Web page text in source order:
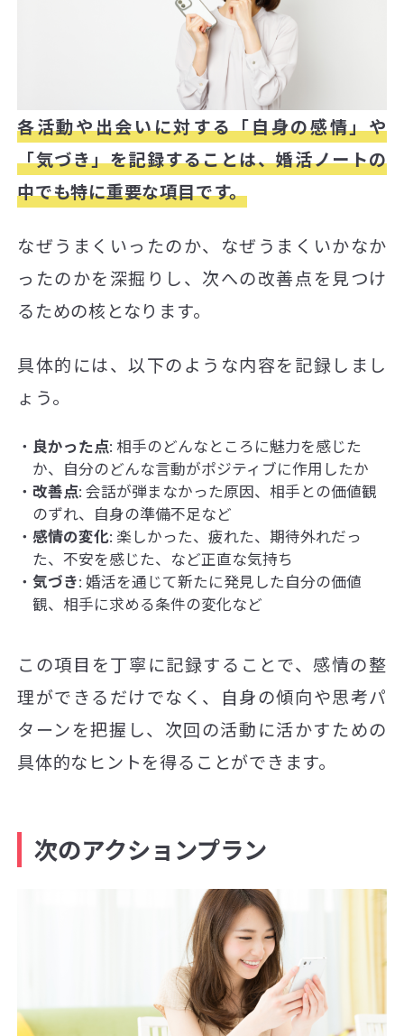
各活動や出会いに対する「自身の感情」や
「気づき」を記録することは、婚活ノートの
中でも特に重要な項目です。
なぜうまくいったのか、なぜうまくいかなか
ったのかを深掘りし、次への改善点を見つけ
るための核となります。
具体的には、以下のような内容を記録しまし
ょう。
良かった点: 相手のどんなところに魅力を感じた
か、自分のどんな言動がポジティブに作用したか
改善点: 会話が弾まなかった原因、相手との価値観
のずれ、自身の準備不足など
感情の変化: 楽しかった、疲れた、期待外れだっ
た、不安を感じた、など正直な気持ち
気づき: 婚活を通じて新たに発見した自分の価値
観、相手に求める条件の変化など
この項目を丁寧に記録することで、感情の整
理ができるだけでなく、自身の傾向や思考パ
ターンを把握し、次回の活動に活かすための
具体的なヒントを得ることができます。
次のアクションプラン